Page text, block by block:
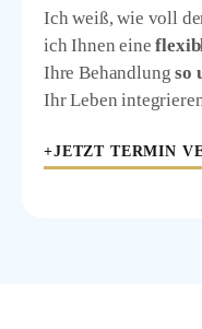
Ich weiß, wie voll
ich Ihnen eine
Ihre Behandlungso
Ihr Leben
+JETZT TERMIN